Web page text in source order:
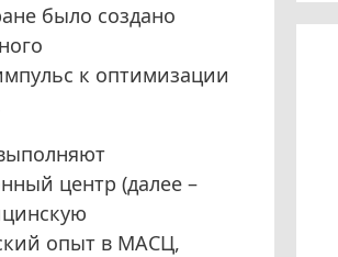
было создано
к оптимизации
центр (далее –
опыт в МАСЦ,